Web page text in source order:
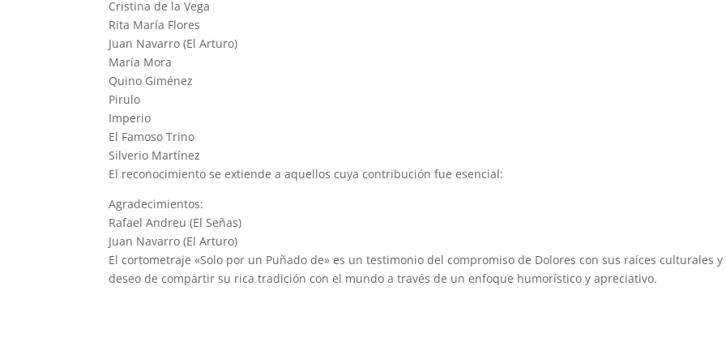
Cristina de la Vega
Rita María Flores
Juan Navarro (El Arturo)
María Mora
Quino Giménez
Pirulo
Imperio
El Famoso Trino
Silverio Martínez
El reconocimiento se extiende a aquellos cuya contribución fue esencial:
Agradecimientos:
Rafael Andreu (El Señas)
Juan Navarro (El Arturo)
El cortometraje «Solo por un Puñado de» es un testimonio del compromiso de Dolores con sus raíces culturales y
deseo de compartir su rica tradición con el mundo a través de un enfoque humorístico y apreciativo.